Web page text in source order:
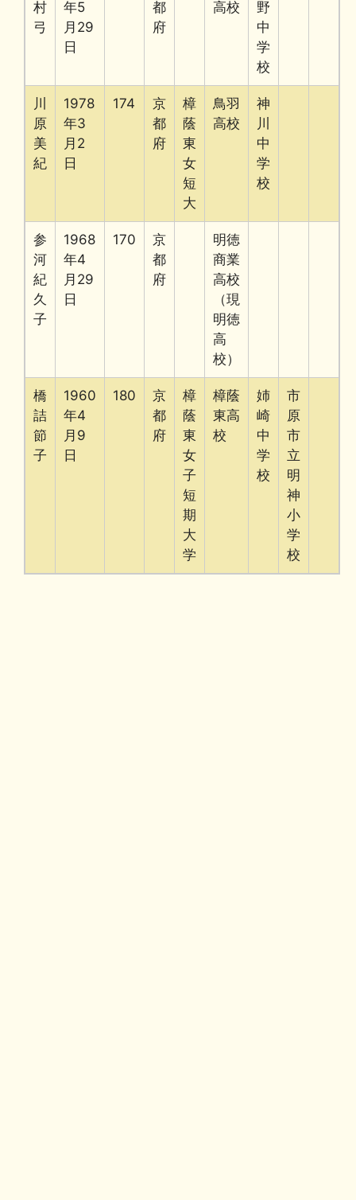
村
弓
年5
月29
日
都
府
高校
野
中
学
校
川
原
美
紀
1978
年3
月2
日
174
京
都
府
樟
蔭
東
女
短
大
鳥羽
高校
神
川
中
学
校
参
河
紀
久
子
1968
年4
月29
日
170
京
都
府
明徳
商業
高校
（現
明徳
高
校）
橋
詰
節
子
1960
年4
月9
日
180
京
都
府
樟
蔭
東
女
子
短
期
大
学
樟蔭
東高
校
姉
崎
中
学
校
市
原
市
立
明
神
小
学
校